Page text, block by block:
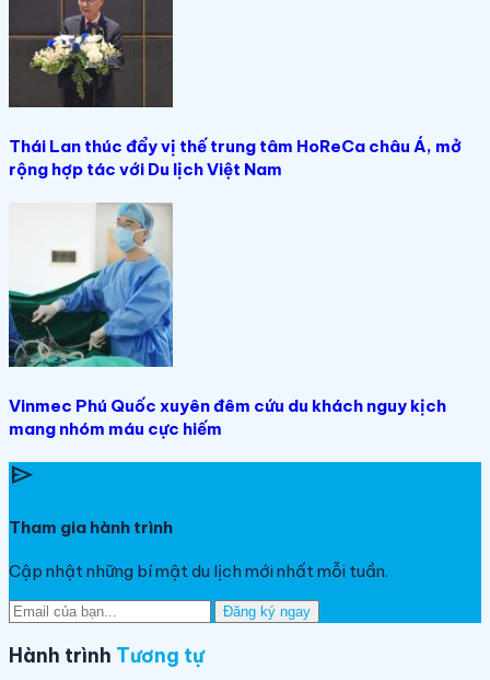
Thái Lan thúc đẩy vị thế trung tâm HoReCa châu Á, mở
rộng hợp tác với Du lịch Việt Nam
Vinmec Phú Quốc xuyên đêm cứu du khách nguy kịch
mang nhóm máu cực hiếm
send
Tham gia hành trình
Cập nhật những bí mật du lịch mới nhất mỗi tuần.
Đăng ký ngay
Hành trình Tương tự